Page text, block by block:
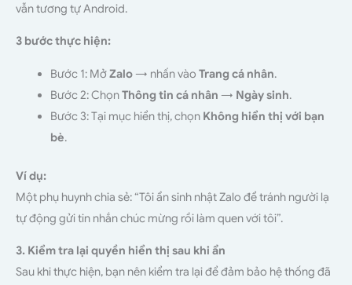
vẫn tương tự Android.
3 bước thực hiện:
Bước 1: MởZalo→ nhấn vào Trang cá nhân.
Bước 2: ChọnThông tin cá nhân → Ngày sinh.
Bước 3: Tại mục hiển thị, chọn Không hiển thị với bạn
bè.
Ví dụ:
Một phụ huynh chia sẻ: “Tôi ẩn sinh nhật Zalo để tránh người lạ
tự động gửi tin nhắn chúc mừng rồi làm quen với tôi”.
3. Kiểm tra lại quyền hiển thị sau khi ẩn
Sau khi thực hiện, bạn nên kiểm tra lại để đảm bảo hệ thống đã